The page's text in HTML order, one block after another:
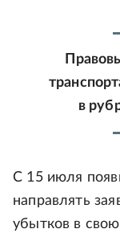
в
С 15 июля
направлять
убытков в